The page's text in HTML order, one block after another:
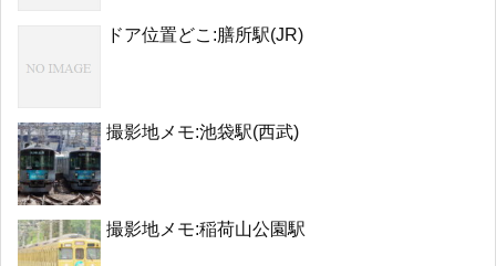
ドア位置どこ:膳所駅(JR)
撮影地メモ:池袋駅(西武)
撮影地メモ:稲荷山公園駅